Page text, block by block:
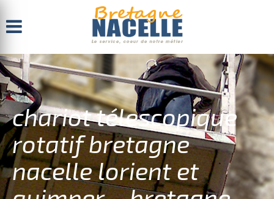
Menu
chariot télescopique
rotatif bretagne
nacelle lorient et